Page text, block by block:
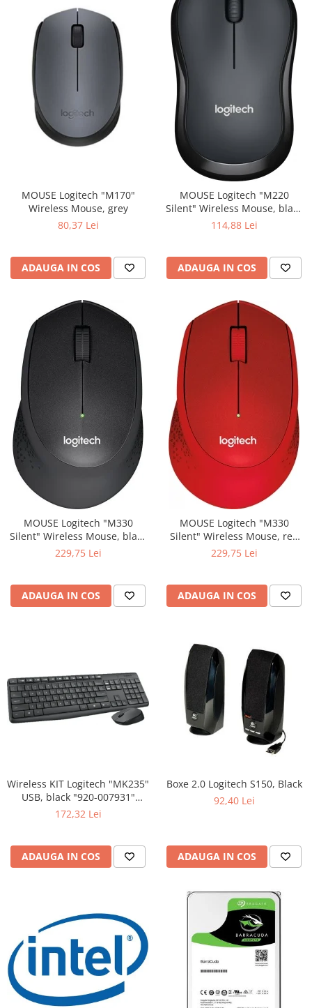
MOUSE Logitech "M170"
Wireless Mouse, grey
80,37 Lei
ADAUGA IN COS
MOUSE Logitech "M220
Silent" Wireless Mouse, black
"910-004878" (include timbru114,88 Lei
ADAUGA IN COS
MOUSE Logitech "M330
Silent" Wireless Mouse, black
"910-004909" (include timbru229,75 Lei
ADAUGA IN COS
MOUSE Logitech "M330
Silent" Wireless Mouse, red
"910-004911" (include timbru229,75 Lei
ADAUGA IN COS
Wireless KIT Logitech "MK235"
USB, black "920-007931"
(include timbru verde 0.01 lei)
172,32 Lei
ADAUGA IN COS
Boxe 2.0 Logitech S150, Black
92,40 Lei
ADAUGA IN COS